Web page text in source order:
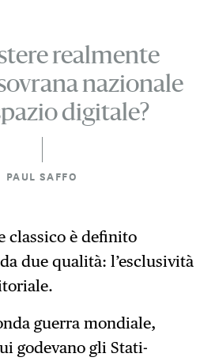
realmente
nazionale
digitale?
PAUL SAFFO
classico è definito
due qualità: l’esclusività
guerra mondiale,
godevano gli Stati-